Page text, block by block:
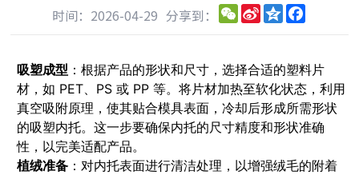
时间：2026-04-29 分享到： WeChat
Sina
Weibo
Qzone
吸塑成型 ：根据产品的形状和尺寸，选择合适的塑料片
材，如 PET、PS 或 PP 等。将片材加热至软化状态，利用
真空吸附原理，使其贴合模具表面，冷却后形成所需形状
的吸塑内托。这一步要确保内托的尺寸精度和形状准确
性，以完美适配产品。
植绒准备 ：对内托表面进行清洁处理，以增强绒毛的附着